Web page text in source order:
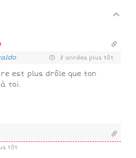
3 années plus tôt
est plus drôle que ton
toi.
tôt